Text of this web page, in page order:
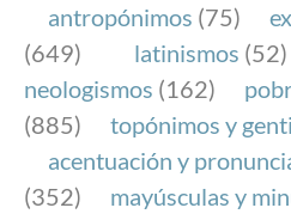
antropónimos (75)
(649)
latinismos (52)
neologismos (162)
(885)
topónimos y
acentuación y
(352)
mayúsculas y